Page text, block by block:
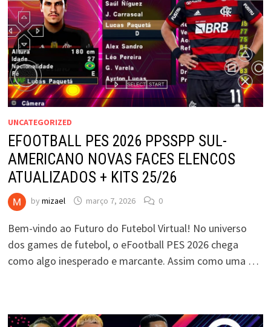
UNCATEGORIZED
EFOOTBALL PES 2026 PPSSPP SUL-
AMERICANO NOVAS FACES ELENCOS
ATUALIZADOS + KITS 25/26
by mizael março 7, 2026 0
Bem-vindo ao Futuro do Futebol Virtual! No universo
dos games de futebol, o eFootball PES 2026 chega
como algo inesperado e marcante. Assim como uma …